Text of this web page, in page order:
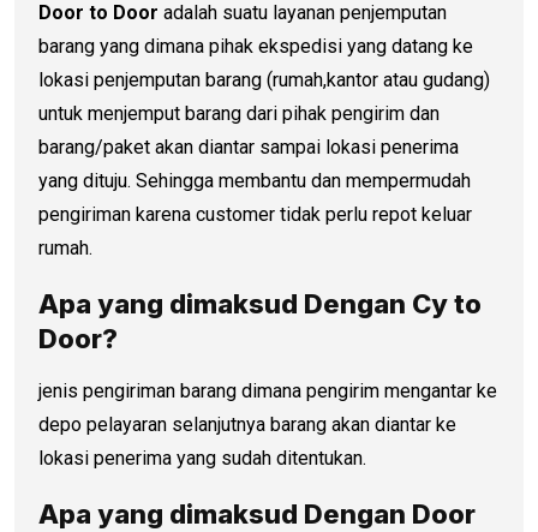
Door to Door adalah suatu layanan penjemputan
barang yang dimana pihak ekspedisi yang datang ke
lokasi penjemputan barang (rumah,kantor atau gudang)
untuk menjemput barang dari pihak pengirim dan
barang/paket akan diantar sampai lokasi penerima
yang dituju. Sehingga membantu dan mempermudah
pengiriman karena customer tidak perlu repot keluar
rumah.
Apa yang dimaksud Dengan Cy to
Door?
jenis pengiriman barang dimana pengirim mengantar ke
depo pelayaran selanjutnya barang akan diantar ke
lokasi penerima yang sudah ditentukan.
Apa yang dimaksud Dengan Door